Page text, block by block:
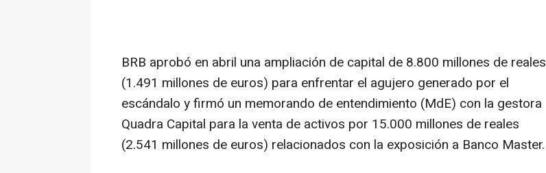
BRB aprobó en abril una ampliación de capital de 8.800 millones de reales
(1.491 millones de euros) para enfrentar el agujero generado por el
escándalo y firmó un memorando de entendimiento (MdE) con la gestora
Quadra Capital para la venta de activos por 15.000 millones de reales
(2.541 millones de euros) relacionados con la exposición a Banco Master.